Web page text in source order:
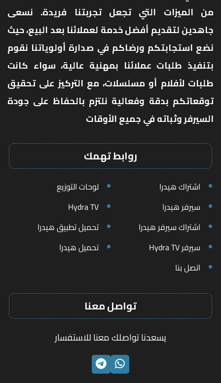
من الميزات التي تجعل تجربتنا فريدة. نسعى
جاهدين لتقديم أفضل خدمة لعملائنا بعد البيع، حيث
نضع استجابتكم ورضاكم في صدارة أولوياتنا نقوم
بتنفيذ طلبات عملائنا بمهنية عالية، سواء كانت
طلبات لأفلام أو مسلسلات، مع التركيز على تحقيق
توقعاتكم بدقة وفعالية نلتزم بالحفاظ على جودة
السيرفر وثباته في جميع الأوقات
روابط تهمك
اشتراك هيدرا
لوحات التوزيع
سيرفر هيدرا
Hydra TV
اشتراك سيرفر هيدرا
تحميل تطبيق هيدرا
سيرفر Hydra TV
تحميل هيدرا
اتصل بنا
تواصل معنا
يسعدنا تواصلك معنا للاستفسار
الواتسابتليجرام